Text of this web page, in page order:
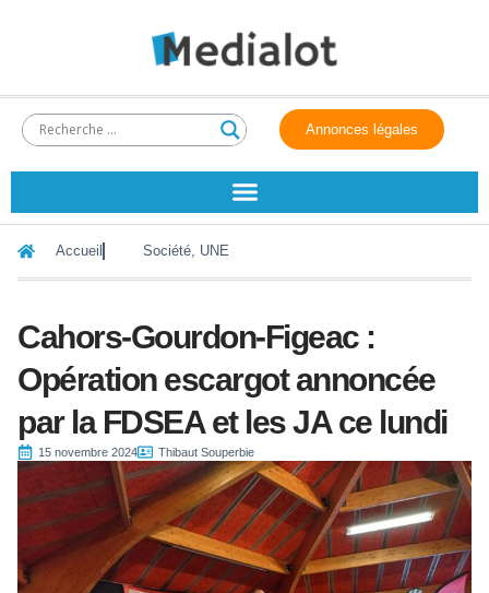
Annonces légales
Accueil Société, UNE
Cahors-Gourdon-Figeac :
Opération escargot annoncée
par la FDSEA et les JA ce lundi
15 novembre 2024 Thibaut Souperbie